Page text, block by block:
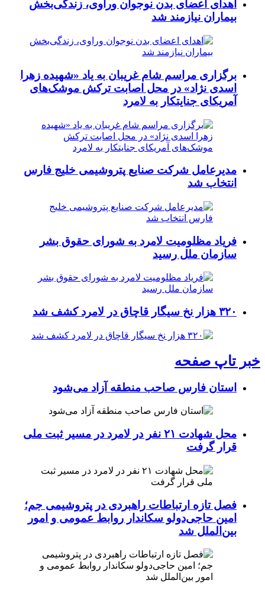
اهدای اعضای بدن نوجوان وراوی، زندگی‌بخش
بیماران نیازمند شد
برگزاری مراسم شام غریبان به یاد «شهیده زهرا
اسدی نژاد» در محل اصابت ترکش موشک‌های
آمریکای جنایتکار به لامرد
مدیرعامل شرکت صنایع پتروشیمی خلیج فارس
انتخاب شد
فریاد مظلومیت لامرد به شورای حقوق بشر
سازمان ملل رسید
۳۲۰ هزار نخ سیگار قاچاق در لامرد کشف شد
خبر تاپ صفحه
استان فارس صاحب منطقه آزاد می‌شود
محل شهادت ۲۱ نفر در لامرد در مسیر ثبت ملی
قرار گرفت
فصل تازه ارتباطات راهبردی در پتروشیمی جم؛
امین حاجی‌دولو سکاندار روابط عمومی و امور
بین‌الملل شد